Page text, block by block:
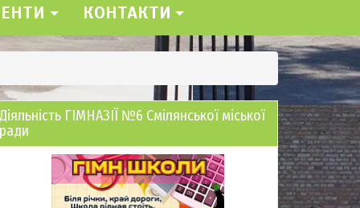
КОНТАКТИ
Діяльність ГІМНАЗІЇ №6 Смілянської міської
ради